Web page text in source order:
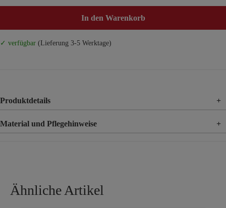
In den Warenkorb
✓ verfügbar (Lieferung 3-5 Werktage)
Produktdetails +
Material und Pflegehinweise +
Ähnliche Artikel